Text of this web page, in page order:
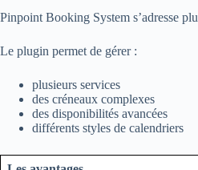
Pinpoint Booking System s’adresse
Le plugin permet de gérer :
plusieurs services
des créneaux complexes
des disponibilités avancées
différents styles de calendriers